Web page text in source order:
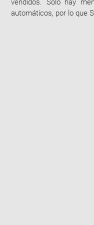
vendidos. Sólo hay
automáticos, por lo que